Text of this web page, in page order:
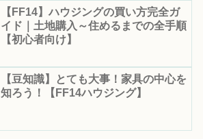
【FF14】ハウジングの買い方完全ガ
イド｜土地購入～住めるまでの全手順
【初心者向け】
【豆知識】とても大事！家具の中心を
知ろう！【FF14ハウジング】